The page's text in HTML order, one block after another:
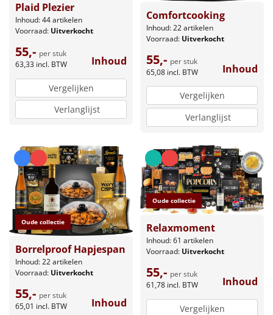
Plaid Plezier
Inhoud: 44 artikelen
Voorraad: Uitverkocht
55,- per stuk
63,33 incl. BTW Inhoud
Vergelijken
Verlanglijst
Comfortcooking
Inhoud: 22 artikelen
Voorraad: Uitverkocht
55,- per stuk
65,08 incl. BTW Inhoud
Vergelijken
Verlanglijst
Oude collectie
Borrelproof Hapjespan
Inhoud: 22 artikelen
Voorraad: Uitverkocht
55,- per stuk
65,01 incl. BTW Inhoud
Oude collectie
Relaxmoment
Inhoud: 61 artikelen
Voorraad: Uitverkocht
55,- per stuk
61,78 incl. BTW Inhoud
Vergelijken